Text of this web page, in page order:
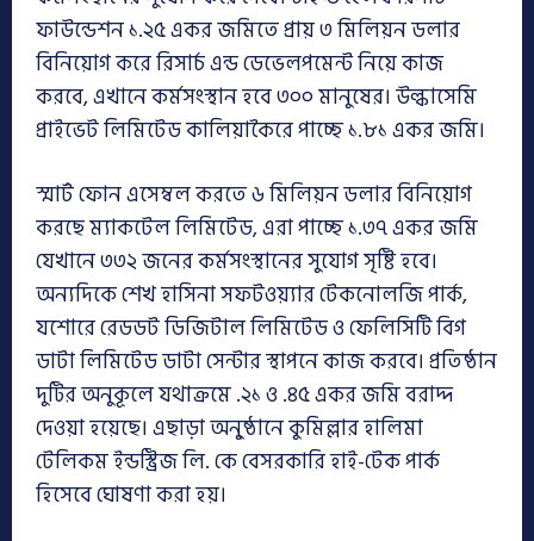
ফাউন্ডেশন ১.২৫ একর জমিতে প্রায় ৩ মিলিয়ন ডলার
বিনিয়োগ করে রিসার্চ এন্ড ডেভেলপমেন্ট নিয়ে কাজ
করবে, এখানে কর্মসংস্থান হবে ৩০০ মানুষের। উল্কাসেমি
প্রাইভেট লিমিটেড কালিয়াকৈরে পাচ্ছে ১.৮১ একর জমি।
স্মার্ট ফোন এসেম্বল করতে ৬ মিলিয়ন ডলার বিনিয়োগ
করছে ম্যাকটেল লিমিটেড, এরা পাচ্ছে ১.৩৭ একর জমি
যেখানে ৩৩২ জনের কর্মসংস্থানের সুযোগ সৃষ্টি হবে।
অন্যদিকে শেখ হাসিনা সফটওয়্যার টেকনোলজি পার্ক,
যশোরে রেডডট ডিজিটাল লিমিটেড ও ফেলিসিটি বিগ
ডাটা লিমিটেড ডাটা সেন্টার স্থাপনে কাজ করবে। প্রতিষ্ঠান
দুটির অনুকূলে যথাক্রমে .২১ ও .৪৫ একর জমি বরাদ্দ
দেওয়া হয়েছে। এছাড়া অনু্ষ্ঠানে কুমিল্লার হালিমা
টেলিকম ইন্ডস্ট্রিজ লি. কে বেসরকারি হাই-টেক পার্ক
হিসেবে ঘোষণা করা হয়।